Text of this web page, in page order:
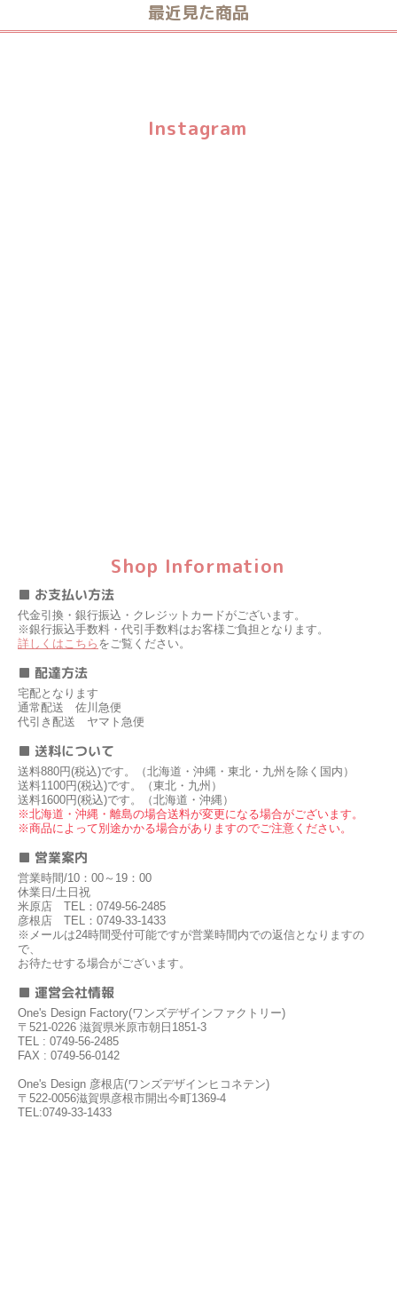
最近見た商品
Instagram
Shop Information
■ お支払い方法
代金引換・銀行振込・クレジットカードがございます。
※銀行振込手数料・代引手数料はお客様ご負担となります。
詳しくはこちら をご覧ください。
■ 配達方法
宅配となります
通常配送 佐川急便
代引き配送 ヤマト急便
■ 送料について
送料880円(税込)です。（北海道・沖縄・東北・九州を除く国内）
送料1100円(税込)です。（東北・九州）
送料1600円(税込)です。（北海道・沖縄）
※北海道・沖縄・離島の場合送料が変更になる場合がございます。
※商品によって別途かかる場合がありますのでご注意ください。
■ 営業案内
営業時間/10：00～19：00
休業日/土日祝
米原店 TEL：0749-56-2485
彦根店 TEL：0749-33-1433
※メールは24時間受付可能ですが営業時間内での返信となりますの
で、
お待たせする場合がございます。
■ 運営会社情報
One's Design Factory(ワンズデザインファクトリー)
〒521-0226 滋賀県米原市朝日1851-3
TEL : 0749-56-2485
FAX : 0749-56-0142
One's Design 彦根店(ワンズデザインヒコネテン)
〒522-0056滋賀県彦根市開出今町1369-4
TEL:0749-33-1433